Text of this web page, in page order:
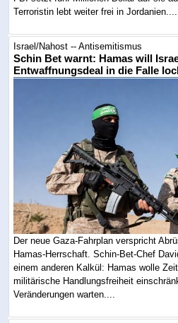
Terroristin lebt weiter frei in Jordanien....
Israel/Nahost -- Antisemitismus
Schin Bet warnt: Hamas will
Entwaffnungsdeal in die Falle
Der neue Gaza-Fahrplan verspricht
Hamas-Herrschaft. Schin-Bet-Chef
einem anderen Kalkül: Hamas wolle
militärische Handlungsfreiheit
Veränderungen warten....